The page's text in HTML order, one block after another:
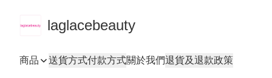
laglacebeauty
商品 送貨方式付款方式關於我們退貨及退款政策